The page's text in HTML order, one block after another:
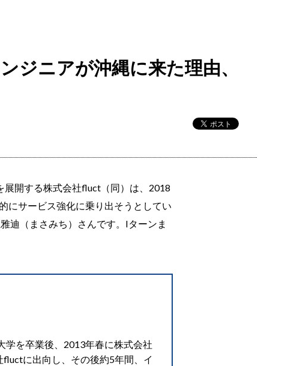
ジニアが沖縄に来た理由、
展開する株式会社fluct（同）は、2018
にサービス強化に乗り出そうとしてい
迪（まさみち）さんです。Iターンま
学を卒業後、2013年春に株式会社
に出向し、その後約5年間、イ